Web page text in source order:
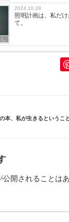
2024.10.28
照明計画は、私だ
て。
本、 私が生きるということ
公開されることは